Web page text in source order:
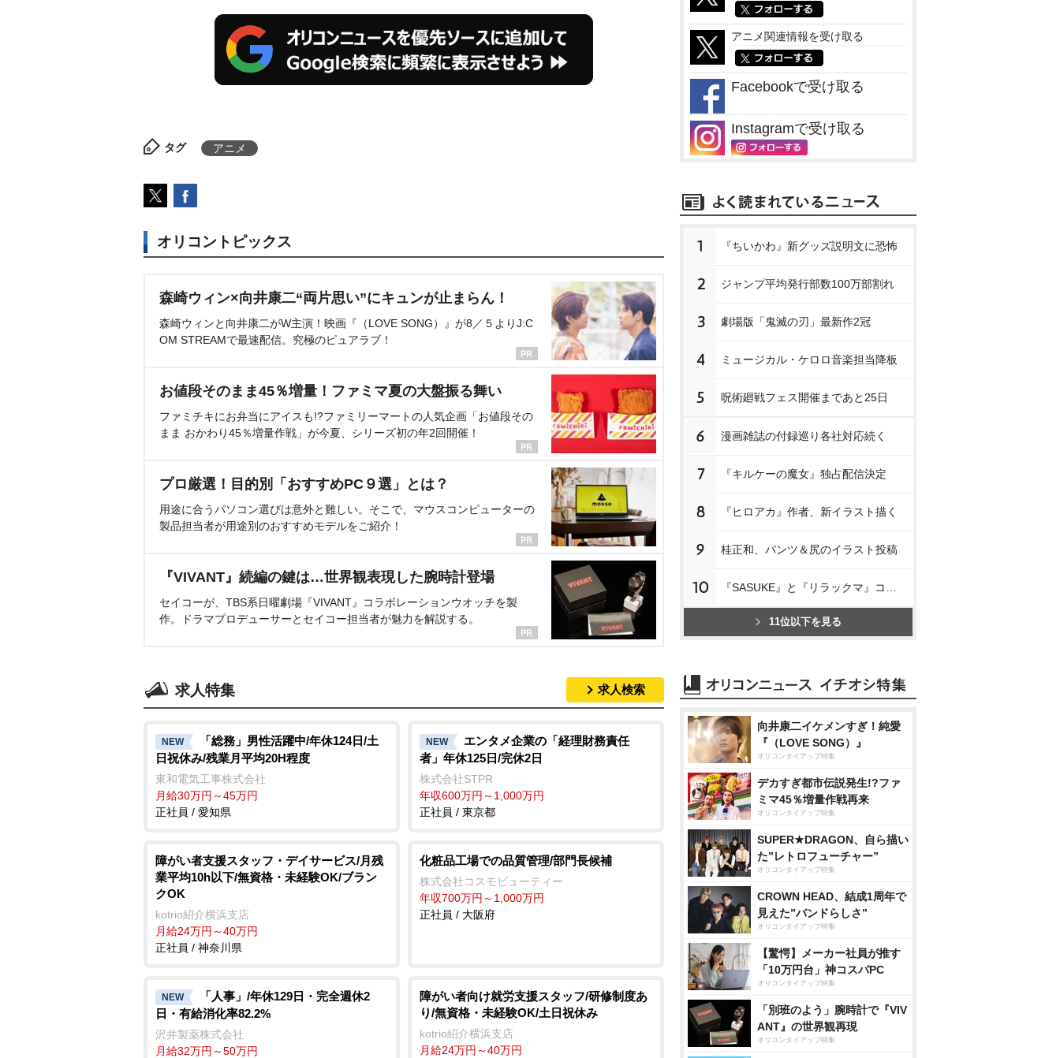
タグ アニメ
オリコントピックス
森崎ウィン×向井康二“両片思い”にキュンが止まらん！
森崎ウィンと向井康二がW主演！映画『（LOVE SONG）』が8／５よりJ:C
OM STREAMで最速配信。究極のピュアラブ！
お値段そのまま45％増量！ファミマ夏の大盤振る舞い
ファミチキにお弁当にアイスも!?ファミリーマートの人気企画「お値段その
まま おかわり45％増量作戦」が今夏、シリーズ初の年2回開催！
プロ厳選！目的別「おすすめPC９選」とは？
用途に合うパソコン選びは意外と難しい。そこで、マウスコンピューターの
製品担当者が用途別のおすすめモデルをご紹介！
『VIVANT』続編の鍵は…世界観表現した腕時計登場
セイコーが、TBS系日曜劇場『VIVANT』コラボレーションウオッチを製
作。ドラマプロデューサーとセイコー担当者が魅力を解説する。
求人特集 求人検索
NEW
「総務」男性活躍中/年休124日/土
日祝休み/残業月平均20H程度
東和電気工事株式会社
月給30万円～45万円
正社員 / 愛知県
NEW
エンタメ企業の「経理財務責任
者」年休125日/完休2日
株式会社STPR
年収600万円～1,000万円
正社員 / 東京都
障がい者支援スタッフ・デイサービス/月残
業平均10h以下/無資格・未経験OK/ブラン
クOK
kotrio紹介横浜支店
月給24万円～40万円
正社員 / 神奈川県
化粧品工場での品質管理/部門長候補
株式会社コスモビューティー
年収700万円～1,000万円
正社員 / 大阪府
NEW
「人事」/年休129日・完全週休2
日・有給消化率82.2%
沢井製薬株式会社
月給32万円～50万円
障がい者向け就労支援スタッフ/研修制度あ
り/無資格・未経験OK/土日祝休み
kotrio紹介横浜支店
月給24万円～40万円
アニメ関連情報を受け取る
Facebookで受け取る
Instagramで受け取る
1 『ちいかわ』新グッズ説明文に恐怖
2 ジャンプ平均発行部数100万部割れ
3 劇場版「鬼滅の刃」最新作2冠
4 ミュージカル・ケロロ音楽担当降板
5 呪術廻戦フェス開催まであと25日
6 漫画雑誌の付録巡り各社対応続く
7 『キルケーの魔女』独占配信決定
8 『ヒロアカ』作者、新イラスト描く
9 桂正和、パンツ＆尻のイラスト投稿
10
11位以下を見る
向井康二イケメンすぎ！純愛
『（LOVE SONG）』
オリコンタイアップ特集
デカすぎ都市伝説発生!?ファ
ミマ45％増量作戦再来
オリコンタイアップ特集
SUPER★DRAGON、自ら描い
た”レトロフューチャー”
オリコンタイアップ特集
CROWN HEAD、結成1周年で
見えた”バンドらしさ”
オリコンタイアップ特集
【驚愕】メーカー社員が推す
「10万円台」神コスパPC
オリコンタイアップ特集
「別班のよう」腕時計で『VIV
ANT』の世界観再現
オリコンタイアップ特集